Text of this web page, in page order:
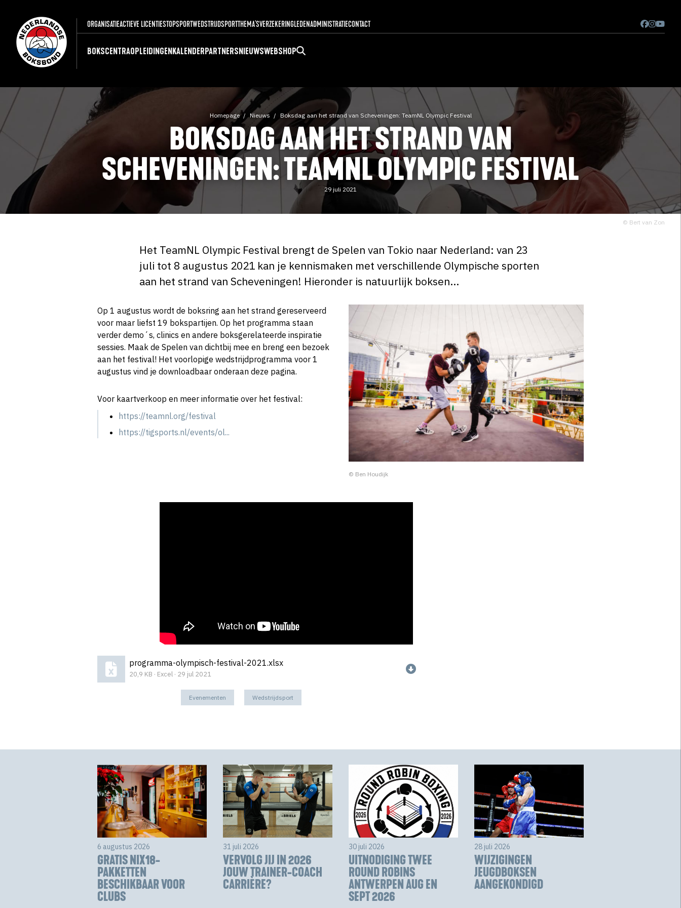
ORGANISATIEACTIEVE LICENTIESTOPSPORTWEDSTRIJDSPORTTHEMA'SVERZEKERINGLEDENADMINISTRATIECONTACT
BOKSCENTRAOPLEIDINGENKALENDERPARTNERSNIEUWSWEBSHOP
Homepage Nieuws Boksdag aan het strand van Scheveningen: TeamNL Olympic Festival
BOKSDAG AAN HET STRAND VAN
SCHEVENINGEN: TEAMNL OLYMPIC FESTIVAL
29 juli 2021
© Bert van Zon
Het TeamNL Olympic Festival brengt de Spelen van Tokio naar Nederland: van 23
juli tot 8 augustus 2021 kan je kennismaken met verschillende Olympische sporten
aan het strand van Scheveningen! Hieronder is natuurlijk boksen...
Op 1 augustus wordt de boksring aan het strand gereserveerd
voor maar liefst 19 bokspartijen. Op het programma staan
verder demo´s, clinics en andere boksgerelateerde inspiratie
sessies. Maak de Spelen van dichtbij mee en breng een bezoek
aan het festival! Het voorlopige wedstrijdprogramma voor 1
augustus vind je downloadbaar onderaan deze pagina.
Voor kaartverkoop en meer informatie over het festival:
https://teamnl.org/festival
https://tigsports.nl/events/ol...
© Ben Houdijk
programma-olympisch-festival-2021.xlsx
20,9 KB · Excel · 29 jul 2021
Evenementen Wedstrijdsport
6 augustus 2026
GRATIS NIX18-
PAKKETTEN
BESCHIKBAAR VOOR
CLUBS
31 juli 2026
VERVOLG JIJ IN 2026
JOUW TRAINER-COACH
CARRIÈRE?
30 juli 2026
UITNODIGING TWEE
ROUND ROBINS
ANTWERPEN AUG EN
SEPT 2026
28 juli 2026
WIJZIGINGEN
JEUGDBOKSEN
AANGEKONDIGD